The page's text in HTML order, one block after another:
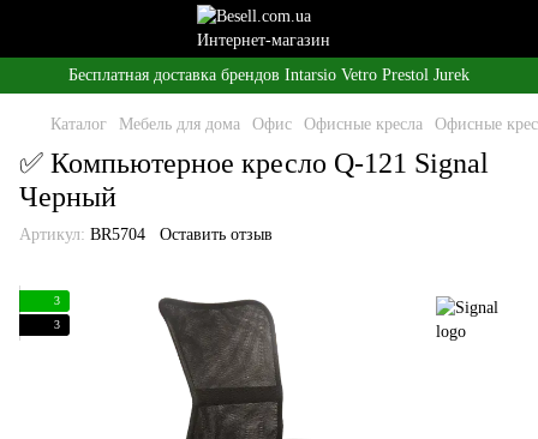
Бесплатная доставка брендов Intarsio Vetro Prestol Jurek
Каталог Мебель для дома Офис Офисные кресла Офисные
✅ Компьютерное кресло Q-121 Signal
Черный
Артикул: BR5704 Оставить отзыв
3
3